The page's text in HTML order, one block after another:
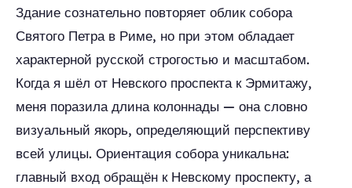
Здание сознательно повторяет облик собора
Святого Петра в Риме, но при этом обладает
характерной русской строгостью и масштабом.
Когда я шёл от Невского проспекта к Эрмитажу,
меня поразила длина колоннады — она словно
визуальный якорь, определяющий перспективу
всей улицы. Ориентация собора уникальна:
главный вход обращён к Невскому проспекту, а